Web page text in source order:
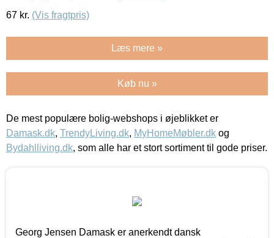
67 kr. (Vis fragtpris)
Læs mere »
Køb nu »
De mest populære bolig-webshops i øjeblikket er
Damask.dk, TrendyLiving.dk, MyHomeMøbler.dk og
Bydahlliving.dk, som alle har et stort sortiment til gode priser.
Georg Jensen Damask er anerkendt dansk